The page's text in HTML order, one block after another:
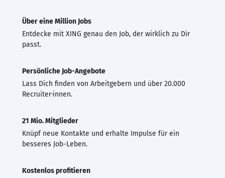
Über eine Million Jobs
Entdecke mit XING genau den Job, der wirklich zu Dir
passt.
Persönliche Job-Angebote
Lass Dich finden von Arbeitgebern und über 20.000
Recruiter·innen.
21 Mio. Mitglieder
Knüpf neue Kontakte und erhalte Impulse für ein
besseres Job-Leben.
Kostenlos profitieren